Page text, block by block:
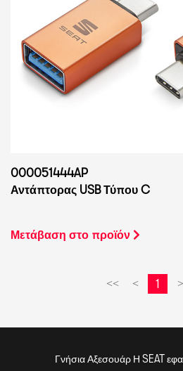
000051444AP
Αντάπτορας USB Τύπου C
Μετάβαση στο προϊόν
<< < 1 >
Γνήσια Αξεσουάρ Η SEAT